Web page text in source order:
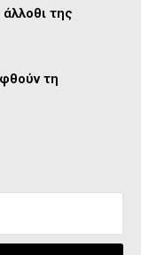
της
τη